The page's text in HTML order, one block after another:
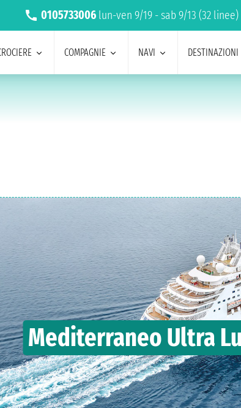
0105733006 lun-ven 9/19 - sab 9/13 (32 linee)
COMPAGNIE NAVI DESTINAZIONI
Mediterraneo Ultra